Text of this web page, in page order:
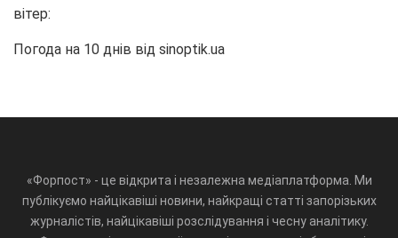
вітер:
Погода на 10 днів від sinoptik.ua
«Форпост» - це відкрита і незалежна медіаплатформа. Ми
публікуємо найцікавіші новини, найкращі статті запорізьких
журналістів, найцікавіші розслідування і чесну аналітику.